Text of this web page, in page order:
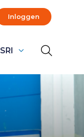
Inloggen
SRI